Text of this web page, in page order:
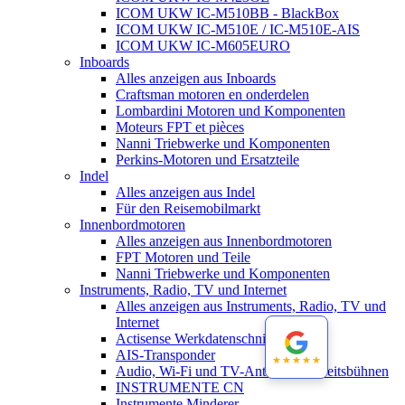
ICOM UKW IC-M510BB - BlackBox
ICOM UKW IC-M510E / IC-M510E-AIS
ICOM UKW IC-M605EURO
Inboards
Alles anzeigen aus Inboards
Craftsman motoren en onderdelen
Lombardini Motoren und Komponenten
Moteurs FPT et pièces
Nanni Triebwerke und Komponenten
Perkins-Motoren und Ersatzteile
Indel
Alles anzeigen aus Indel
Für den Reisemobilmarkt
Innenbordmotoren
Alles anzeigen aus Innenbordmotoren
FPT Motoren und Teile
Nanni Triebwerke und Komponenten
Instruments, Radio, TV und Internet
Alles anzeigen aus Instruments, Radio, TV und
Internet
Actisense Werkdatenschnitt
AIS-Transponder
Audio, Wi-Fi und TV-Antennen-Arbeitsbühnen
INSTRUMENTE CN
★★★★★
★★★★★